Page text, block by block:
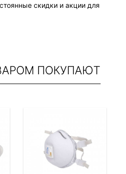
скидки и акции для
ПОКУПАЮТ